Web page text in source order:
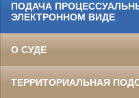
ПОДАЧА
ЭЛЕКТРОННОМ ВИДЕ
О СУДЕ
ТЕРРИТОРИАЛЬНАЯ